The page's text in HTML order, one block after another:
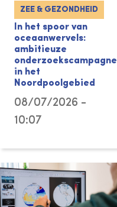
ZEE & GEZONDHEID
In het spoor van
oceaanwervels:
ambitieuze
onderzoekscampagne
in het
Noordpoolgebied
08/07/2026 -
10:07